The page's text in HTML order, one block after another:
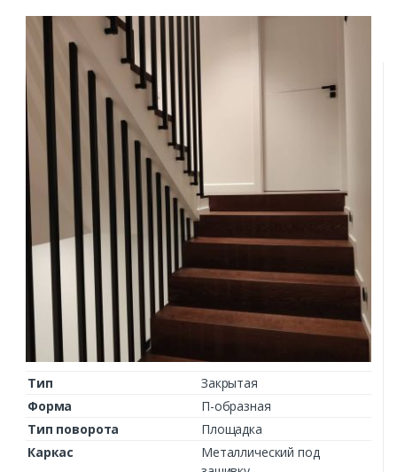
Тип
Закрытая
Форма
П-образная
Тип поворота
Площадка
Каркас
Металлический под